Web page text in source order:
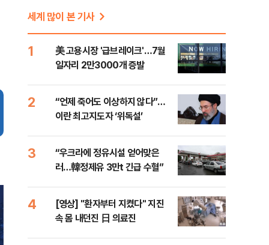
세계 많이 본 기사
1
美 고용시장 '급브레이크'…7월
일자리 2만3000개 증발
2
“언제 죽어도 이상하지 않다”…
이란 최고지도자 ‘위독설’
3
“우크라에 정유시설 얻어맞은
러…韓정제유 3만t 긴급 수혈”
4
[영상] "환자부터 지켰다" 지진
속 몸 내던진 日 의료진